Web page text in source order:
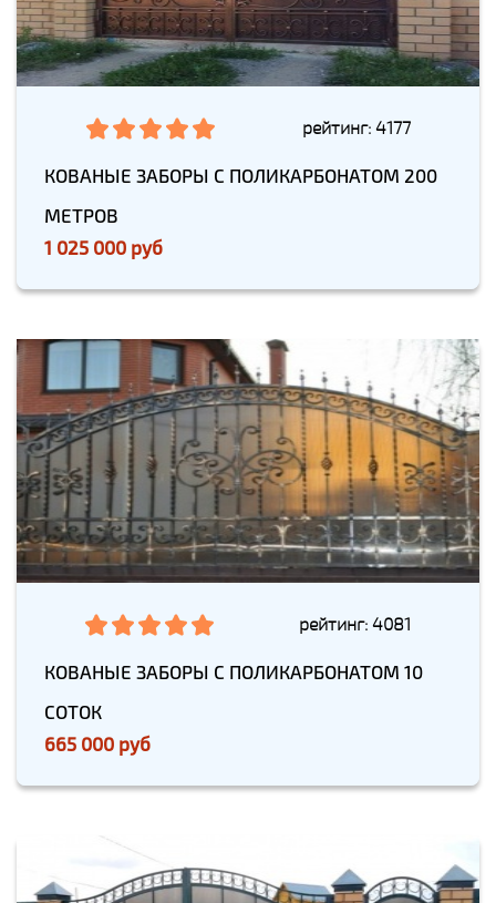
рейтинг: 4177
КОВАНЫЕ ЗАБОРЫ С ПОЛИКАРБОНАТОМ 200
МЕТРОВ
1 025 000 руб
рейтинг: 4081
КОВАНЫЕ ЗАБОРЫ С ПОЛИКАРБОНАТОМ 10
СОТОК
665 000 руб